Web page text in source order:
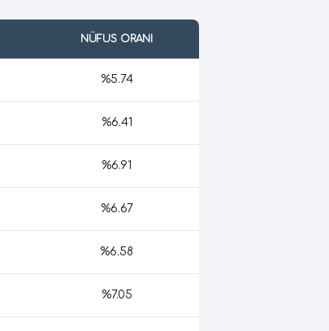
NÜFUS ORANI
%5.74
%6.41
%6.91
%6.67
%6.58
%7.05